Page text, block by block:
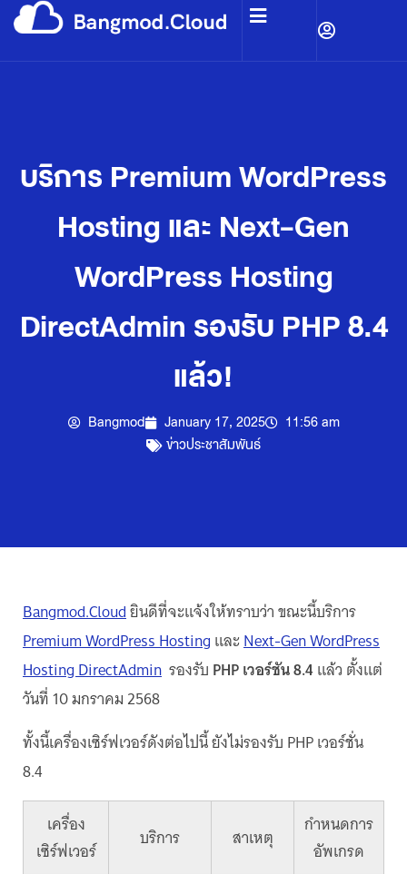
บริการ Premium WordPress
Hosting และ Next-Gen
WordPress Hosting
DirectAdmin รองรับ PHP 8.4
แล้ว!
Bangmod January 17, 2025
11:56 am
ข่าวประชาสัมพันธ์
Bangmod.Cloudยินดีที่จะแจ้งให้ทราบว่า ขณะนี้บริการ
Premium WordPress Hosting และNext-Gen WordPress
Hosting DirectAdmin รองรับ PHP เวอร์ชัน 8.4แล้ว ตั้งแต่
วันที่ 10 มกราคม 2568
ทั้งนี้เครื่องเซิร์ฟเวอร์ดังต่อไปนี้ ยังไม่รองรับ PHP เวอร์ชั่น
8.4
เครื่อง
เซิร์ฟเวอร์
บริการ สาเหตุ
กำหนดการ
อัพเกรด